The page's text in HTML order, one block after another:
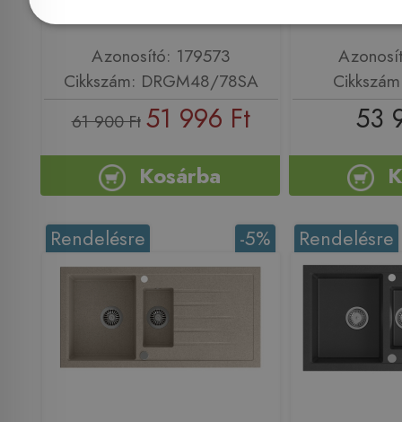
Azonosító: 179573
Cikkszám: DRGM48/78SA
61 900 Ft 51 996 Ft
Kosárba
53
-5%
Rendelésre Rendelésre